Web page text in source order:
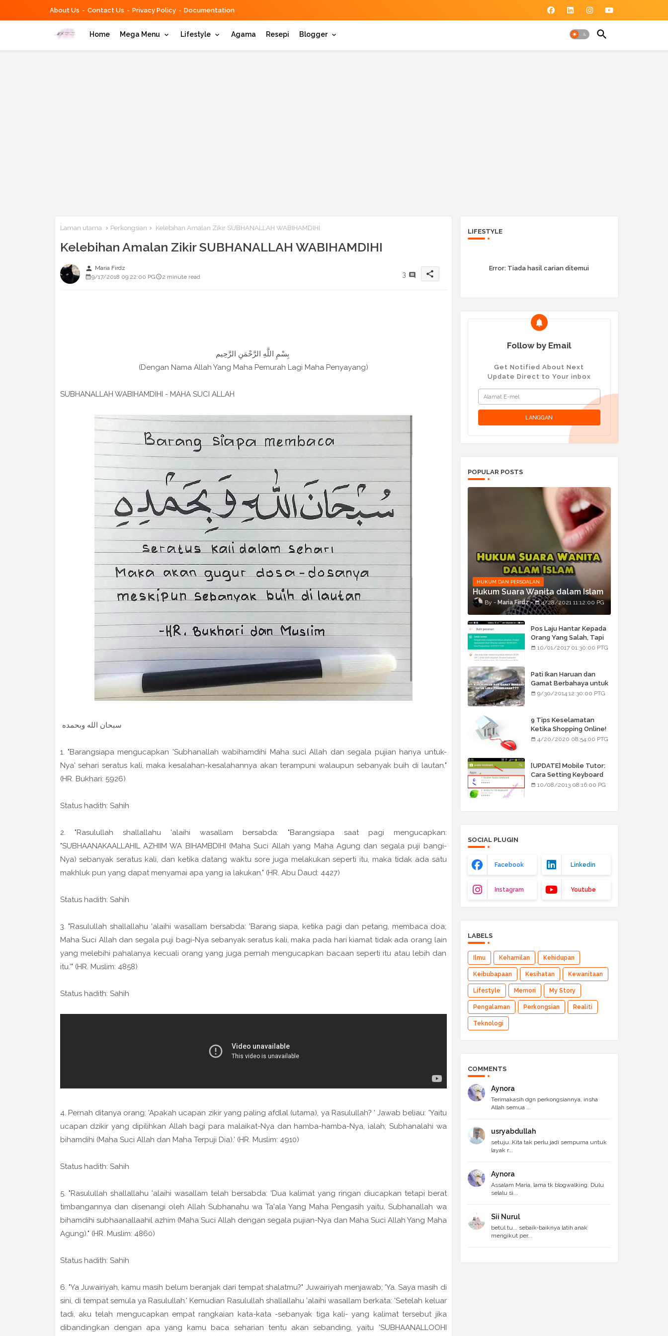
About Us Contact Us Privacy Policy Documentation
Home Mega Menu Lifestyle Agama Resepi Blogger
Laman utama Perkongsian Kelebihan Amalan Zikir SUBHANALLAH WABIHAMDIHI
Kelebihan Amalan Zikir SUBHANALLAH WABIHAMDIHI
person Maria Firdz
9/17/2018 09:22:00 PG
2 minute read 3 share
(Dengan Nama Allah Yang Maha Pemurah Lagi Maha Penyayang)
SUBHANALLAH WABIHAMDIHI - MAHA SUCI ALLAH
سبحان الله وبحمده
1. "Barangsiapa mengucapkan 'Subhanallah wabihamdihi Maha suci Allah dan segala pujian hanya untuk-
Nya' sehari seratus kali, maka kesalahan-kesalahannya akan terampuni walaupun sebanyak buih di lautan."
(HR. Bukhari: 5926)
Status hadith: Sahih
2. "Rasulullah shallallahu 'alaihi wasallam bersabda: "Barangsiapa saat pagi mengucapkan:
"SUBHAANAKAALLAHIL AZHIIM WA BIHAMBDIHI (Maha Suci Allah yang Maha Agung dan segala puji bangi-
Nya) sebanyak seratus kali, dan ketika datang waktu sore juga melakukan seperti itu, maka tidak ada satu
makhluk pun yang dapat menyamai apa yang ia lakukan." (HR. Abu Daud: 4427)
Status hadith: Sahih
3. "Rasulullah shallallahu 'alaihi wasallam bersabda: 'Barang siapa, ketika pagi dan petang, membaca doa;
Maha Suci Allah dan segala puji bagi-Nya sebanyak seratus kali, maka pada hari kiamat tidak ada orang lain
yang melebihi pahalanya kecuali orang yang juga pernah mengucapkan bacaan seperti itu atau lebih dan
itu.'" (HR. Muslim: 4858)
Status hadith: Sahih
4. Pernah ditanya orang: 'Apakah ucapan zikir yang paling afdlal (utama), ya Rasulullah? ' Jawab beliau: 'Yaitu
ucapan dzikir yang dipilihkan Allah bagi para malaikat-Nya dan hamba-hamba-Nya, ialah; Subhanalahi wa
bihamdihi (Maha Suci Allah dan Maha Terpuji Dia).' (HR. Muslim: 4910)
Status hadith: Sahih
5. "Rasulullah shallallahu 'alaihi wasallam telah bersabda: 'Dua kalimat yang ringan diucapkan tetapi berat
timbangannya dan disenangi oleh Allah Subhanahu wa Ta'ala Yang Maha Pengasih yaitu, Subhanallah wa
bihamdihi subhaanallaahil azhim (Maha Suci Allah dengan segala pujian-Nya dan Maha Suci Allah Yang Maha
Agung)." (HR. Muslim: 4860)
Status hadith: Sahih
6. "Ya Juwairiyah, kamu masih belum beranjak dari tempat shalatmu?" Juwairiyah menjawab; 'Ya. Saya masih di
sini, di tempat semula ya Rasulullah.' Kemudian Rasulullah shallallahu 'alaihi wasallam berkata: 'Setelah keluar
tadi, aku telah mengucapkan empat rangkaian kata-kata -sebanyak tiga kali- yang kalimat tersebut jika
dibandingkan dengan apa yang kamu baca seharian tentu akan sebanding, yaitu 'SUBHAANALLOOHI
LIFESTYLE
Error: Tiada hasil carian ditemui
Follow by Email
Get Notified About Next
Update Direct to Your inbox
POPULAR POSTS
HUKUM DAN PERSOALAN
Hukum Suara Wanita dalam Islam
Maria Firdz 4/28/2021 11:12:00 PG
Pos Laju Hantar Kepada
Orang Yang Salah, Tapi
Orang Tu Pula Terima
10/01/2017 01:30:00 PTG
Pati Ikan Haruan dan
Gamat Berbahaya untuk
Luka Pembedahan???
9/30/2014 12:30:00 PTG
9 Tips Keselamatan
Ketika Shopping Online!
4/20/2020 08:54:00 PTG
[UPDATE] Mobile Tutor:
Cara Setting Keyboard
Arab/Jawi
10/08/2013 08:16:00 PG
SOCIAL PLUGIN
Facebook Linkedin
Instagram Youtube
LABELS
Ilmu Kehamilan Kehidupan
Keibubapaan Kesihatan Kewanitaan
Lifestyle Memori My Story
Pengalaman Perkongsian Realiti
Teknologi
COMMENTS
Aynora
Terimakasih dgn perkongsiannya, insha
Allah semua ...
usryabdullah
setuju..Kita tak perlu jadi sempurna untuk
layak r...
Aynora
Assalam Maria, lama tk blogwalking. Dulu
selalu si...
Sii Nurul
betul tu... sebaik-baiknya latih anak
mengikut per...